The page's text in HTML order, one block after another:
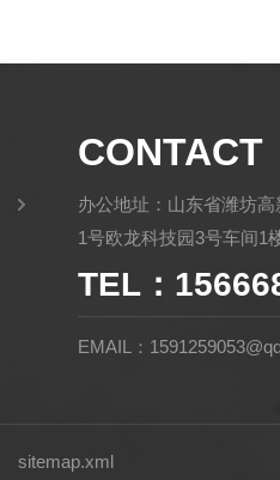
CONTACT
办公地址：山东省潍坊
1号欧龙科技园3号车间1
TEL：
EMAIL：
sitemap.xml